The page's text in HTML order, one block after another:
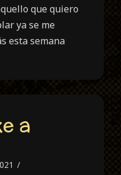
que quiero
ya se me
esta semana
a